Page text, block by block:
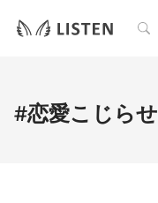
検索
#恋愛こじらせ